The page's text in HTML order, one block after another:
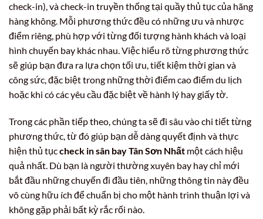
check-in), và check-in truyền thống tại quầy thủ tục của hãng
hàng không. Mỗi phương thức đều có những ưu và nhược
điểm riêng, phù hợp với từng đối tượng hành khách và loại
hình chuyến bay khác nhau. Việc hiểu rõ từng phương thức
sẽ giúp bạn đưa ra lựa chọn tối ưu, tiết kiệm thời gian và
công sức, đặc biệt trong những thời điểm cao điểm du lịch
hoặc khi có các yêu cầu đặc biệt về hành lý hay giấy tờ.
Trong các phần tiếp theo, chúng ta sẽ đi sâu vào chi tiết từng
phương thức, từ đó giúp bạn dễ dàng quyết định và thực
hiện thủ tụccheck in sân bay Tân Sơn Nhất một cách hiệu
quả nhất. Dù bạn là người thường xuyên bay hay chỉ mới
bắt đầu những chuyến đi đầu tiên, những thông tin này đều
vô cùng hữu ích để chuẩn bị cho một hành trình thuận lợi và
không gặp phải bất kỳ rắc rối nào.